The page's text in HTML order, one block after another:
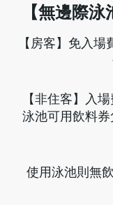
【無邊際
【房客】免入
【非住客】入
泳池可用飲料
使用泳池則無